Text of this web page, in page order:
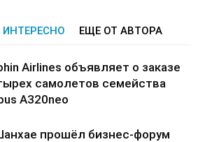
ЕЩЕ ОТ АВТОРА
Airlines объявляет о заказе
самолетов семейства
A320neo
прошёл бизнес-форум